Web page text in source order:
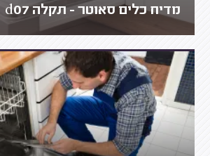
מדיח כלים סאוטר - תקלה d07